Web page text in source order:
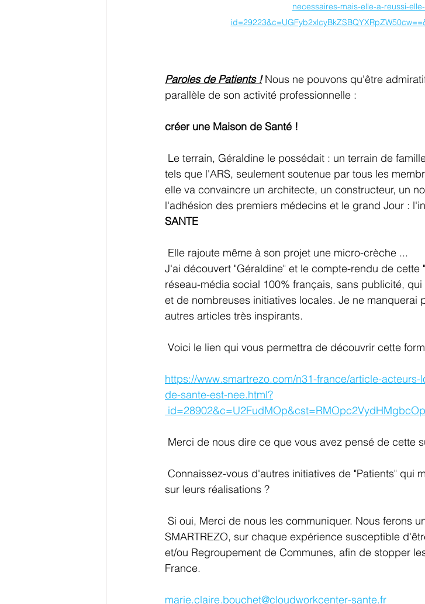
necessaires-mais-elle-a-reussi-
Paroles de Patients ! Nous ne pouvons qu'être
parallèle de son activité professionnelle :
créer une Maison de Santé !
tels que l'ARS, seulement soutenue par tous les
elle va convaincre un architecte, un constructeur, un
l'adhésion des premiers médecins et le grand Jour :
SANTE
Elle rajoute même à son projet une micro-crèche ...
J'ai découvert "Géraldine" et le compte-rendu de cette
réseau-média social 100% français, sans publicité,
et de nombreuses initiatives locales. Je ne manquerai
autres articles très inspirants.
Voici le lien qui vous permettra de découvrir cette
https://www.smartrezo.com/n31-france/article-
de-sante-est-nee.html?
Merci de nous dire ce que vous avez pensé de cette
sur leurs réalisations ?
SMARTREZO, sur chaque expérience susceptible
et/ou Regroupement de Communes, afin de stopper
France.
marie.claire.bouchet@cloudworkcenter-sante.fr